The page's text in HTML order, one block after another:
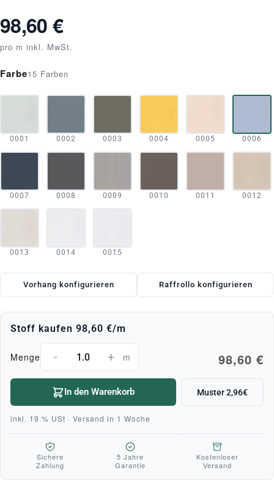
98,60 €
pro m inkl. MwSt.
Farbe15 Farben
0001 0002 0003 0004 0005 0006
0007 0008 0009 0010 0011 0012
0013 0014 0015
Vorhang konfigurieren Raffrollo konfigurieren
Stoff kaufen 98,60 €/m
Menge - + m 98,60 €
In den Warenkorb Muster 2,96€
inkl. 19 % USt · Versand in 1 Woche
Sichere
Zahlung
5 Jahre
Garantie
Kostenloser
Versand